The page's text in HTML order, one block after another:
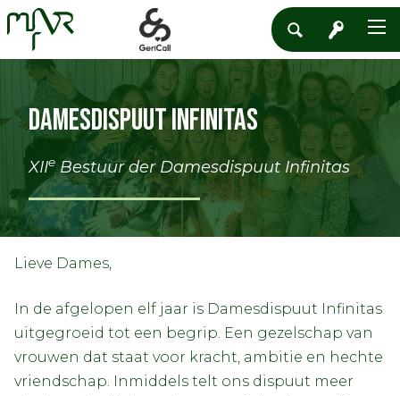
Damesdispuut Infinitas
XIIeBestuur der Damesdispuut Infinitas
Lieve Dames,
In de afgelopen elf jaar is Damesdispuut Infinitas
uitgegroeid tot een begrip. Een gezelschap van
vrouwen dat staat voor kracht, ambitie en hechte
vriendschap. Inmiddels telt ons dispuut meer